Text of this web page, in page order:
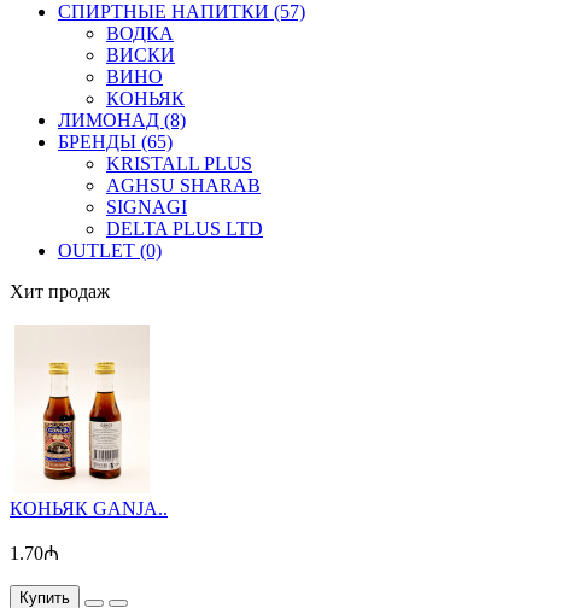
СПИРТНЫЕ НАПИТКИ (57)
ВОДКА
ВИСКИ
ВИНО
КОНЬЯК
ЛИМОНАД (8)
БРЕНДЫ (65)
KRISTALL PLUS
AGHSU SHARAB
SIGNAGI
DELTA PLUS LTD
OUTLET (0)
Хит продаж
КОНЬЯК GANJA..
1.70₼
Купить